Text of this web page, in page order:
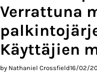
Verrattuna
Käyttäjien
by Nathaniel Crossfield16/02/